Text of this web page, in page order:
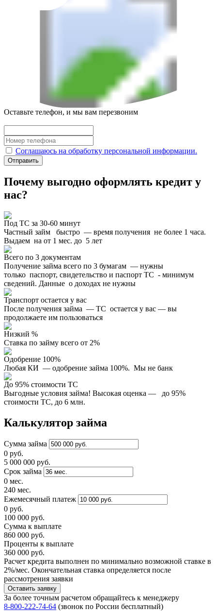
Оставьте телефон, и мы вам перезвоним
Соглашаюсь на обработку персональной информации.
Отправить
Почему выгодно оформлять кредит у
нас?
Под ТС за 30-60 минут
Частный займ быстро — время получения не более 1 часа.
Выдаем на от 1 мес. до 5 лет
Всего по 3 документам
Получение займа всего по 3 бумагам — нужны
только паспорт, свидетельство и паспорт ТС - минимум
сведений. Данные о доходах не нужны
Транспорт остается у вас
После получения займа — ТС остается у вас — вы
продолжаете им пользоваться
Низкий %
Ставка по займу всего от 2%
Одобрение 100%
Любая КИ — одобрение займа 100%. Мы не банк
До 95% стоимости ТС
Выгодные условия займа! Высокая оценка — до 95%
стоимости ТС, до 6 млн.
Калькулятор займа
Сумма займа
0 руб.
5 000 000 руб.
Срок займа
0 мес.
240 мес.
Ежемесячный платеж
0 руб.
100 000 руб.
Сумма к выплате
860 000 руб.
Проценты к выплате
360 000 руб.
Расчет кредита выполнен по минимально возможной ставке в
2%/мес. Окончательная ставка определяется после
рассмотрения заявки
Оставить заявку
За более точным расчетом обращайтесь к менеджеру
8‑800‑222‑74‑64 (звонок по России бесплатный)